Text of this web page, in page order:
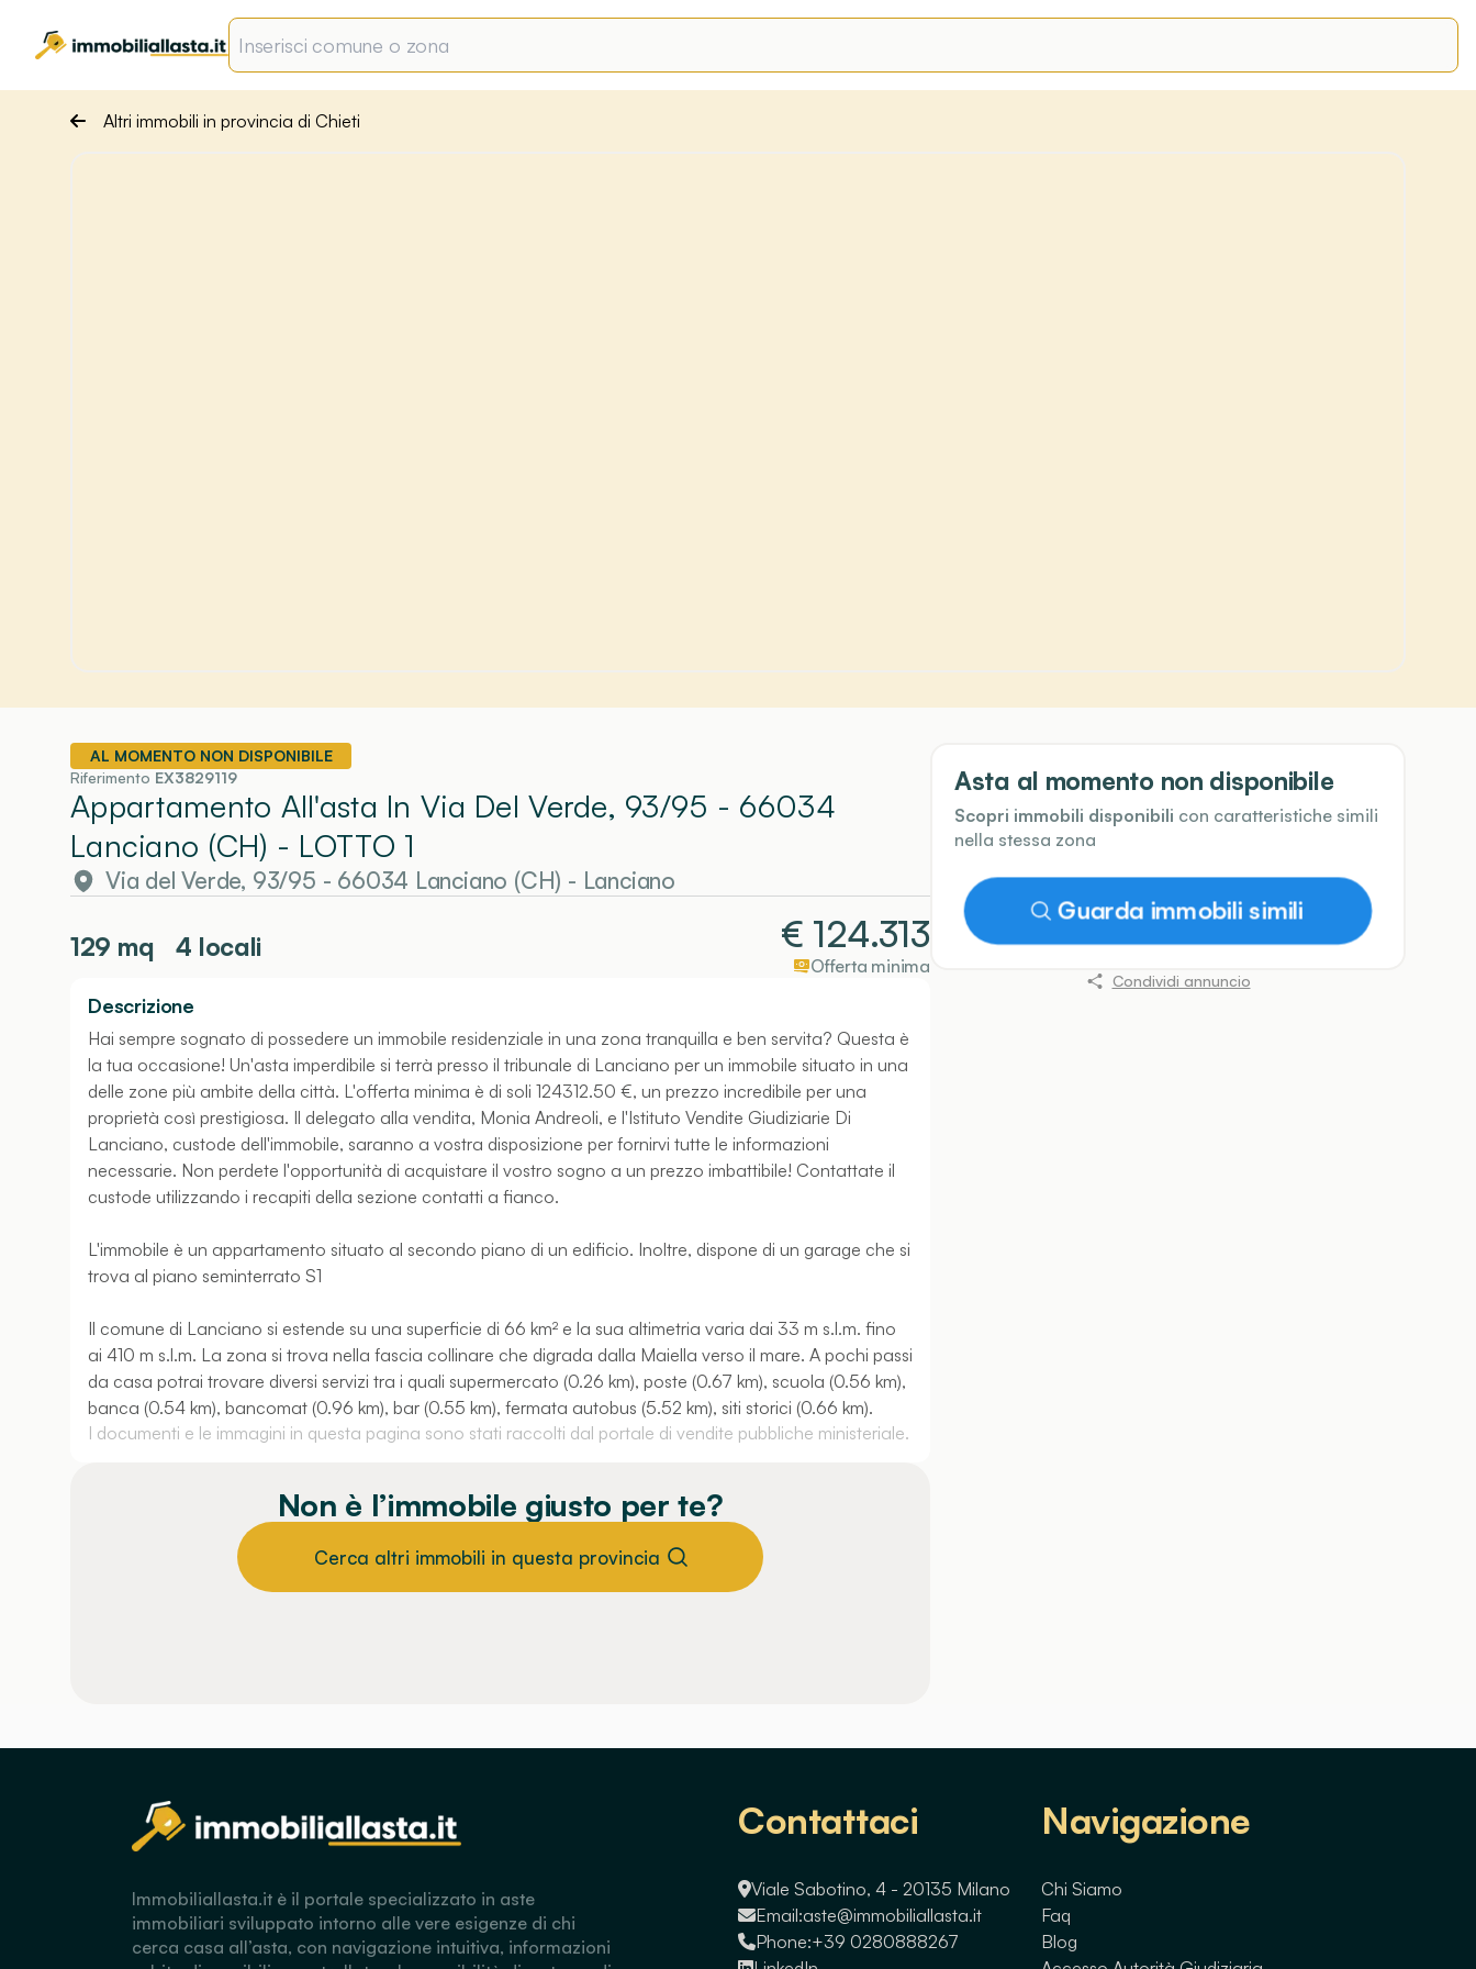
Altri immobili in provincia di Chieti
AL MOMENTO NON DISPONIBILE
Riferimento EX3829119
Appartamento All'asta In Via Del Verde, 93/95 - 66034
Lanciano (CH) - LOTTO 1
Via del Verde, 93/95 - 66034 Lanciano (CH) - Lanciano
129 mq 4 locali € 124.313
Offerta minima
Descrizione
Hai sempre sognato di possedere un immobile residenziale in una zona tranquilla e ben servita? Questa è
la tua occasione! Un'asta imperdibile si terrà presso il tribunale di Lanciano per un immobile situato in una
delle zone più ambite della città. L'offerta minima è di soli 124312.50 €, un prezzo incredibile per una
proprietà così prestigiosa. Il delegato alla vendita, Monia Andreoli, e l'Istituto Vendite Giudiziarie Di
Lanciano, custode dell'immobile, saranno a vostra disposizione per fornirvi tutte le informazioni
necessarie. Non perdete l'opportunità di acquistare il vostro sogno a un prezzo imbattibile! Contattate il
custode utilizzando i recapiti della sezione contatti a fianco.
L'immobile è un appartamento situato al secondo piano di un edificio. Inoltre, dispone di un garage che si
trova al piano seminterrato S1
Il comune di Lanciano si estende su una superficie di 66 km² e la sua altimetria varia dai 33 m s.l.m. fino
ai 410 m s.l.m. La zona si trova nella fascia collinare che digrada dalla Maiella verso il mare. A pochi passi
da casa potrai trovare diversi servizi tra i quali supermercato (0.26 km), poste (0.67 km), scuola (0.56 km),
banca (0.54 km), bancomat (0.96 km), bar (0.55 km), fermata autobus (5.52 km), siti storici (0.66 km).
I documenti e le immagini in questa pagina sono stati raccolti dal portale di vendite pubbliche ministeriale.
Non è l’immobile giusto per te?
Cerca altri immobili in questa provincia
Asta al momento non disponibile
Scopri immobili disponibili con caratteristiche simili
nella stessa zona
Guarda immobili simili
Condividi annuncio
Immobiliallasta.it è il portale specializzato in aste
immobiliari sviluppato intorno alle vere esigenze di chi
cerca casa all’asta, con navigazione intuitiva, informazioni
Contattaci
Viale Sabotino, 4 - 20135 Milano
Email:aste@immobiliallasta.it
Phone:+39 0280888267
Navigazione
Chi Siamo
Faq
Blog